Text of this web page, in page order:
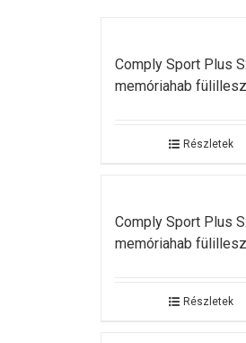
Comply Sport Plus
memóriahab
Részletek
Comply Sport Plus
memóriahab
Részletek